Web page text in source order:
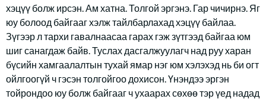
хэцүү болж ирсэн. Ам хатна. Толгой эргэнэ. Гар чичирнэ. Яг
юу болоод байгааг хэлж тайлбарлахад хэцүү байлаа.
Зүгээр л тархи гавалнаасаа гарах гэж зүтгээд байгаа юм
шиг санагдаж байв. Туслах дасгалжуулагч над руу харан
бүсийн хамгаалалтын тухай ямар нэг юм хэлэхэд нь би огт
ойлгоогүй ч гэсэн толгойгоо дохисон. Үнэндээ эргэн
тойрондоо юу болж байгааг ч ухаарах сөхөө тэр үед надад